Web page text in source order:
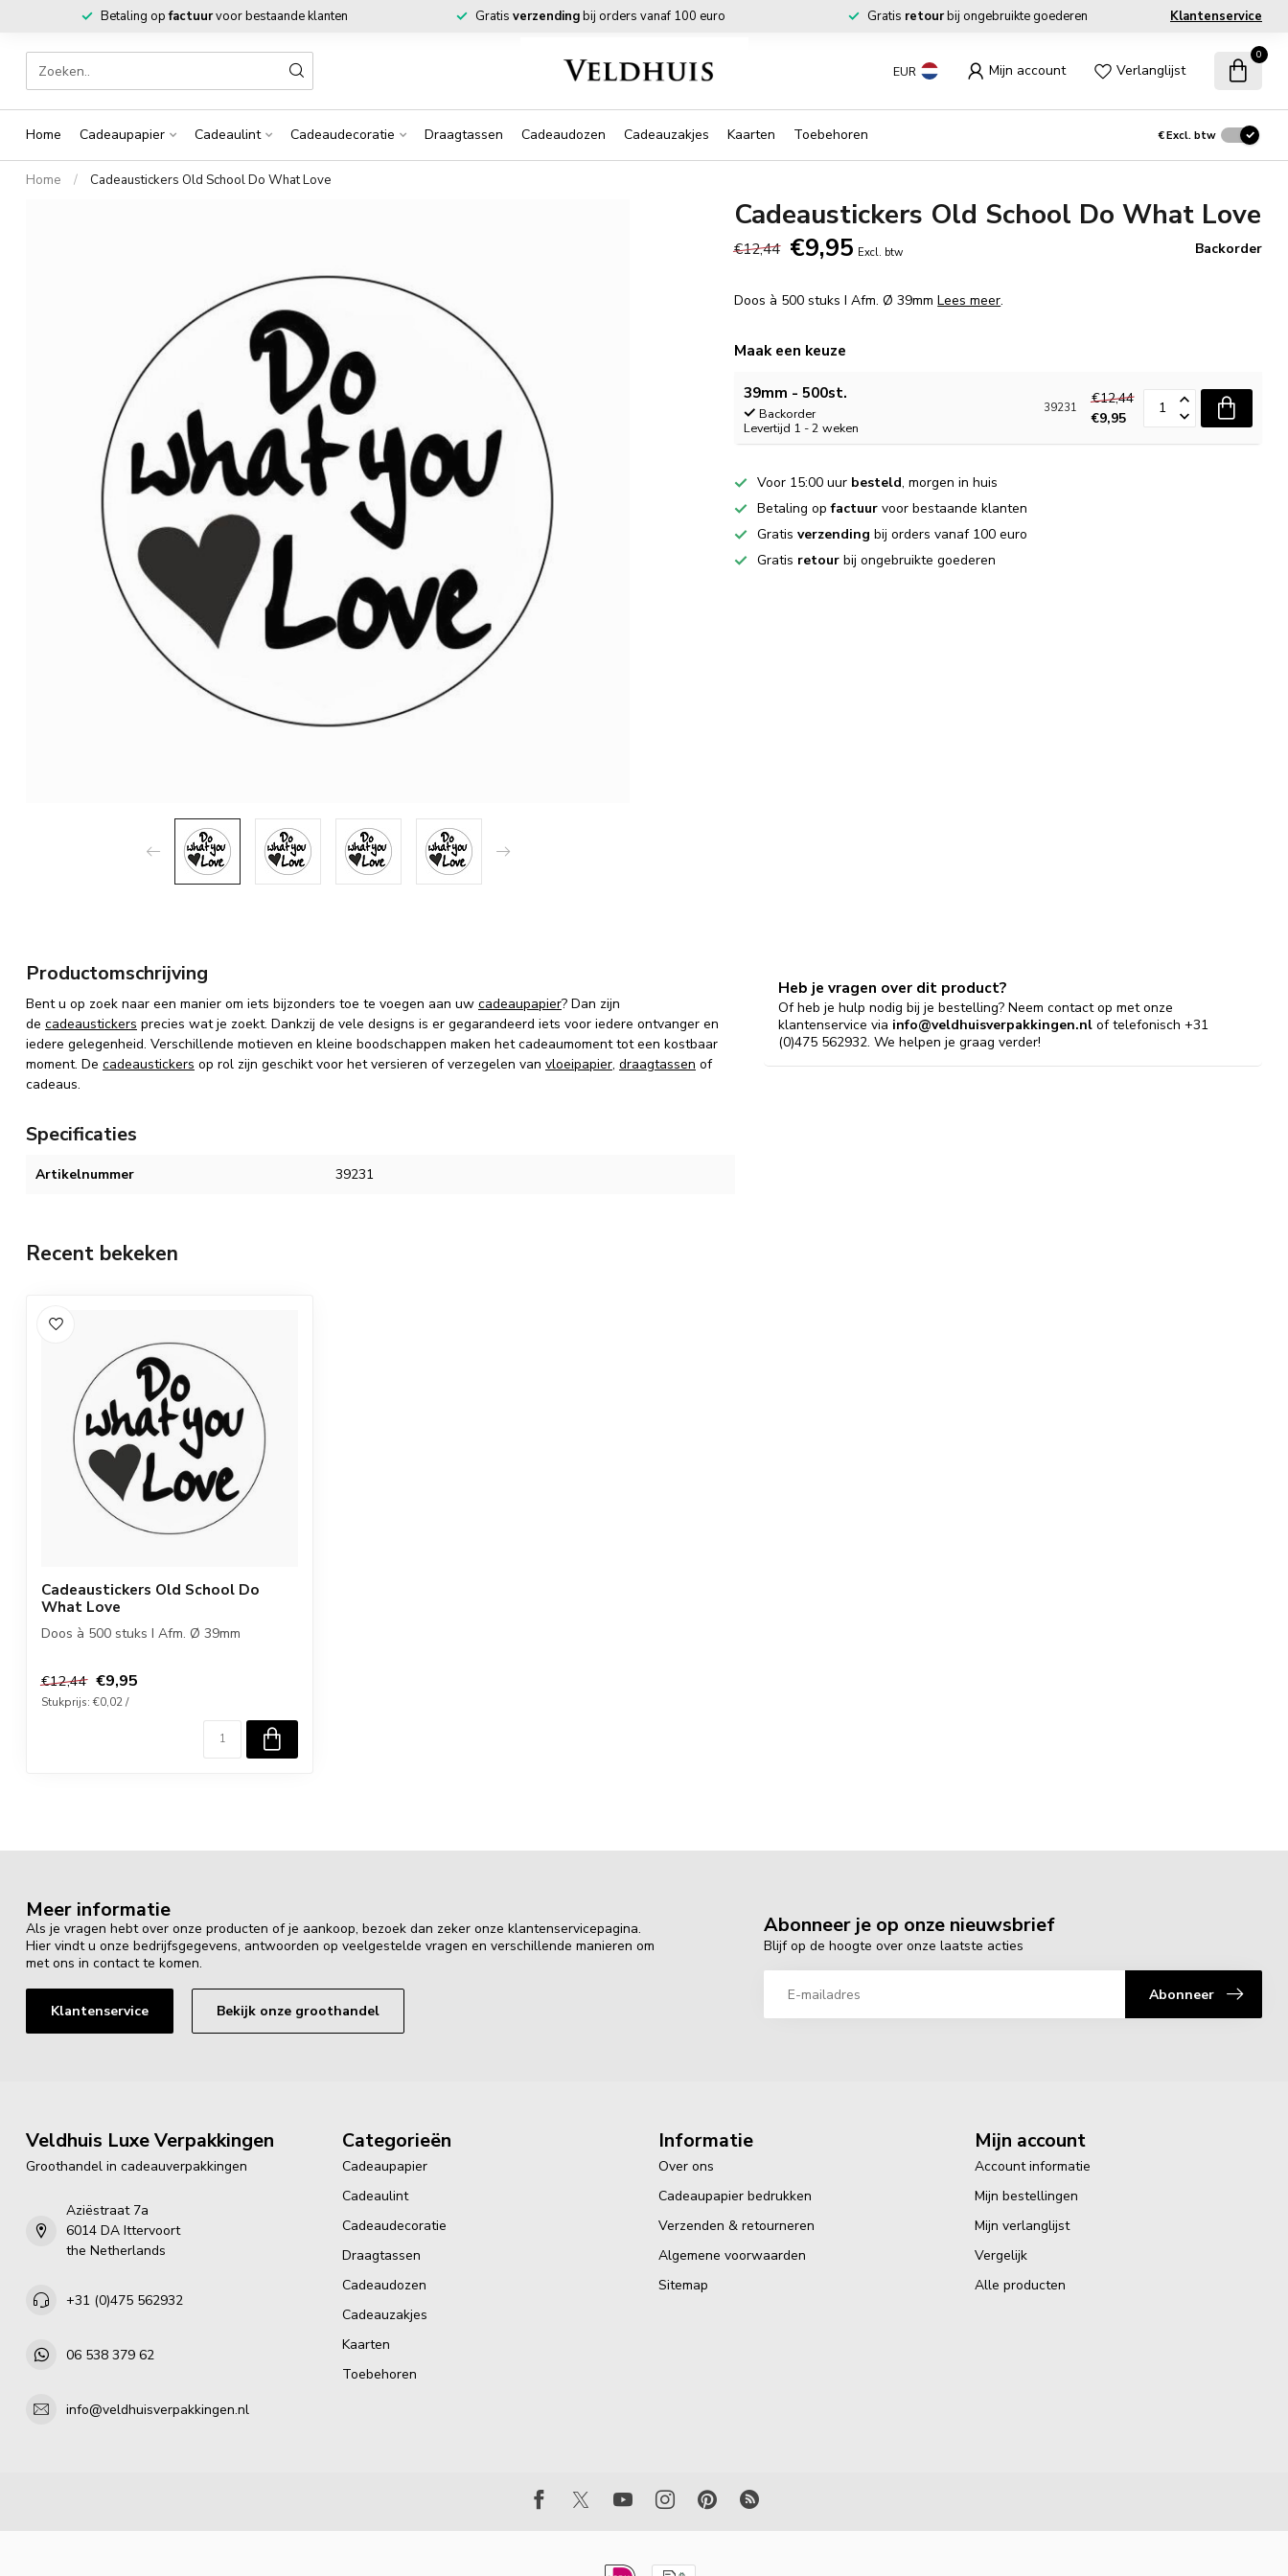
Betaling opfactuurvoor bestaande klanten Gratis verzendingbij orders vanaf 100 euro Gratis retourbij ongebruikte goederen Klantenservice
EUR Mijn account Verlanglijst
0
Home Cadeaupapier Cadeaulint Cadeaudecoratie Draagtassen Cadeaudozen Cadeauzakjes Kaarten Toebehoren €Excl. btw
Home / Cadeaustickers Old School Do What Love
Cadeaustickers Old School Do What Love
€12,44 €9,95 Excl. btw Backorder
Doos à 500 stuks I Afm. Ø 39mmLees meer.
Maak een keuze
39mm - 500st.
Backorder
Levertijd 1 - 2 weken
39231
€12,44
€9,95
Voor 15:00 uur besteld, morgen in huis
Betaling opfactuur voor bestaande klanten
Gratisverzending bij orders vanaf 100 euro
Gratis retour bij ongebruikte goederen
Productomschrijving
Bent u op zoek naar een manier om iets bijzonders toe te voegen aan uw cadeaupapier? Dan zijn
de cadeaustickers precies wat je zoekt. Dankzij de vele designs is er gegarandeerd iets voor iedere ontvanger en
iedere gelegenheid. Verschillende motieven en kleine boodschappen maken het cadeaumoment tot een kostbaar
moment. De cadeaustickers op rol zijn geschikt voor het versieren of verzegelen van vloeipapier, draagtassen of
cadeaus.
Specificaties
Artikelnummer 39231
Heb je vragen over dit product?
Of heb je hulp nodig bij je bestelling? Neem contact op met onze
klantenservice via info@veldhuisverpakkingen.nl of telefonisch +31
(0)475 562932. We helpen je graag verder!
Recent bekeken
Cadeaustickers Old School Do
What Love
Doos à 500 stuks I Afm. Ø 39mm
€12,44 €9,95
Stukprijs: €0,02 /
Meer informatie
Als je vragen hebt over onze producten of je aankoop, bezoek dan zeker onze klantenservicepagina.
Hier vindt u onze bedrijfsgegevens, antwoorden op veelgestelde vragen en verschillende manieren om
met ons in contact te komen.
Klantenservice Bekijk onze groothandel
Abonneer je op onze nieuwsbrief
Blijf op de hoogte over onze laatste acties
Abonneer
Veldhuis Luxe Verpakkingen
Groothandel in cadeauverpakkingen
Aziëstraat 7a
6014 DA Ittervoort
the Netherlands
+31 (0)475 562932
06 538 379 62
info@veldhuisverpakkingen.nl
Categorieën
Cadeaupapier
Cadeaulint
Cadeaudecoratie
Draagtassen
Cadeaudozen
Cadeauzakjes
Kaarten
Toebehoren
Informatie
Over ons
Cadeaupapier bedrukken
Verzenden & retourneren
Algemene voorwaarden
Sitemap
Mijn account
Account informatie
Mijn bestellingen
Mijn verlanglijst
Vergelijk
Alle producten